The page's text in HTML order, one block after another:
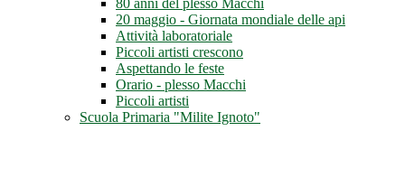
80 anni del plesso Macchi
20 maggio - Giornata mondiale delle api
Attività laboratoriale
Piccoli artisti crescono
Aspettando le feste
Orario - plesso Macchi
Piccoli artisti
Scuola Primaria "Milite Ignoto"